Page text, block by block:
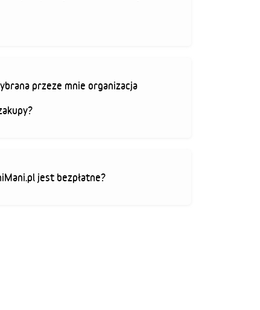
przeze mnie organizacja
jest bezpłatne?